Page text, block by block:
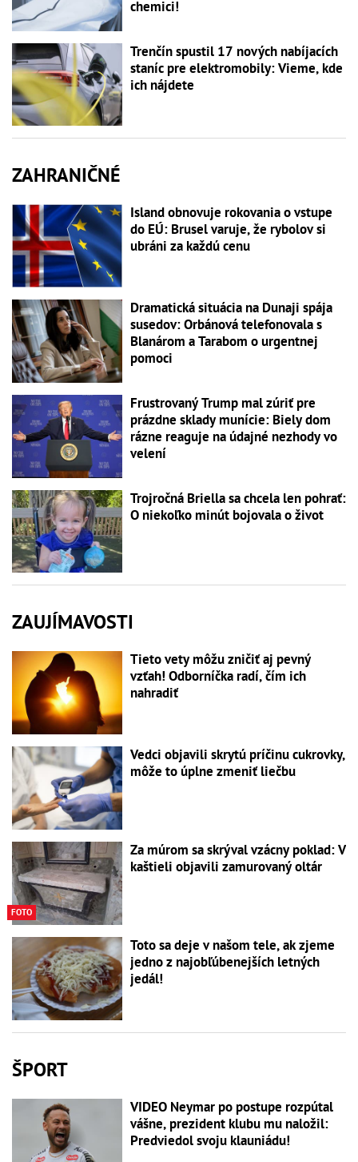
chemici!
Trenčín spustil 17 nových nabíjacích
staníc pre elektromobily: Vieme, kde
ich nájdete
ZAHRANIČNÉ
Island obnovuje rokovania o vstupe
do EÚ: Brusel varuje, že rybolov si
ubráni za každú cenu
Dramatická situácia na Dunaji spája
susedov: Orbánová telefonovala s
Blanárom a Tarabom o urgentnej
pomoci
Frustrovaný Trump mal zúriť pre
prázdne sklady munície: Biely dom
rázne reaguje na údajné nezhody vo
velení
Trojročná Briella sa chcela len pohrať:
O niekoľko minút bojovala o život
ZAUJÍMAVOSTI
Tieto vety môžu zničiť aj pevný
vzťah! Odborníčka radí, čím ich
nahradiť
Vedci objavili skrytú príčinu cukrovky,
môže to úplne zmeniť liečbu
FOTO
Za múrom sa skrýval vzácny poklad: V
kaštieli objavili zamurovaný oltár
Toto sa deje v našom tele, ak zjeme
jedno z najobľúbenejších letných
jedál!
ŠPORT
VIDEO Neymar po postupe rozpútal
vášne, prezident klubu mu naložil:
Predviedol svoju klauniádu!